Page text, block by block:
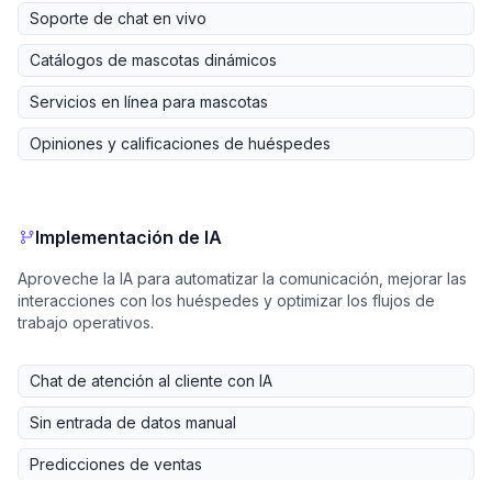
Soporte de chat en vivo
Catálogos de mascotas dinámicos
Servicios en línea para mascotas
Opiniones y calificaciones de huéspedes
Implementación de IA
Aproveche la IA para automatizar la comunicación, mejorar las
interacciones con los huéspedes y optimizar los flujos de
trabajo operativos.
Chat de atención al cliente con IA
Sin entrada de datos manual
Predicciones de ventas